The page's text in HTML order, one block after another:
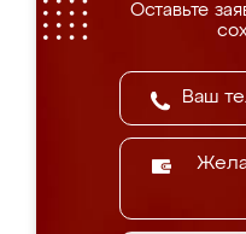
Оставьте